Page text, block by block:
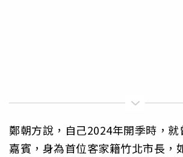
鄭朝方說，自己2024年開季時，
嘉賓，身為首位客家籍竹北市長，